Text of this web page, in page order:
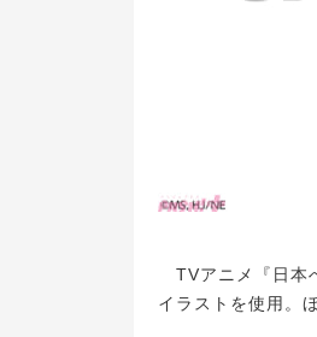
TVアニメ『日本
イラストを使用。